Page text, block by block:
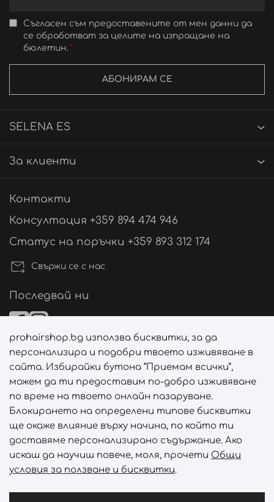
Съгласен съм предоставените от мен данни да
се обработват за целите на изпращане на
бюлетин.
АБОНИРАМ СЕ
SELENA ES
За клиенти
Контакти
Консултация +359 894 474 946
Статус на поръчки +359 893 312 174
Свържи се с нас
Последвай ни
Начини на плащане
Начини на доставка
prohairshop.bg използва бисквитки, за да
персонализира и подобри твоето изживяване в
сайта. Избирайки бутона “Приемам всички”,
можем да ти предоставим по-добро изживяване
по време на твоето онлайн пазаруване.
Блокирането на определени типове бисквитки
ще окаже влияние върху начина, по който ти
доставяме персонализирано съдържание. Ако
искаш да научиш повече, моля, прочети Общи
условия за ползване и бисквитки.